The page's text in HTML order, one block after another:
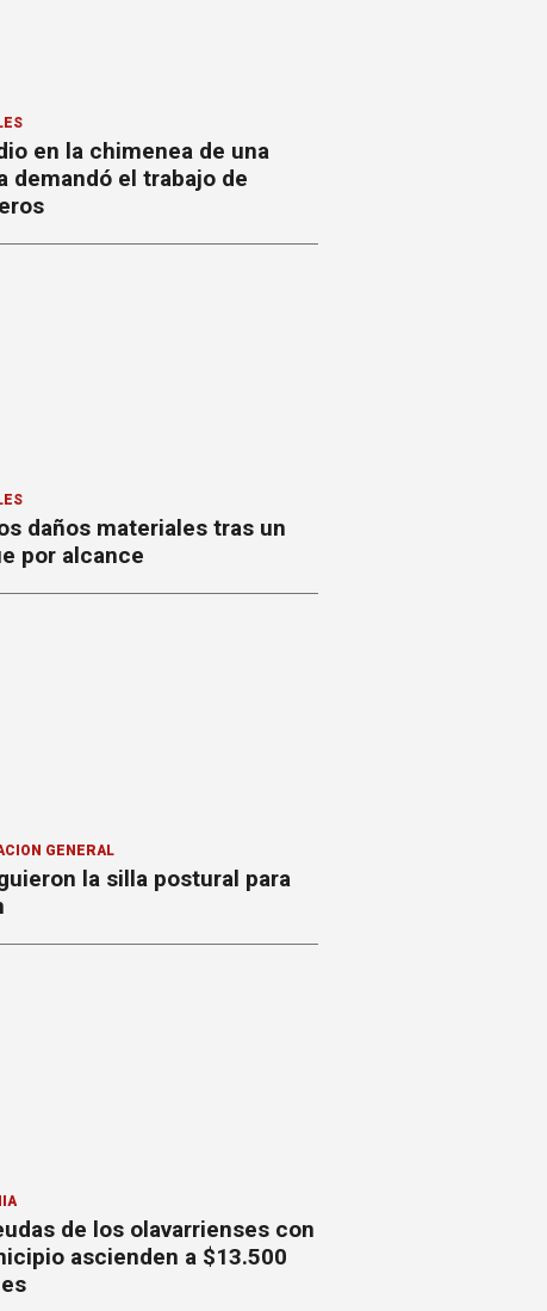
en la chimenea de una
demandó el trabajo de
daños materiales tras un
por alcance
GENERAL
la silla postural para
de los olavarrienses con
ascienden a $13.500